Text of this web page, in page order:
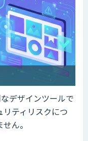
デザインツールで
ティリスクにつ
ん。